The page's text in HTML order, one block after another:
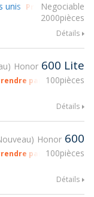
Negociable
2000pièces
unis Prendre part à
Détails
Honor 600 Lite
100pièces
part à gsmX
Détails
Honor 600
100pièces
part à gsmX
Détails